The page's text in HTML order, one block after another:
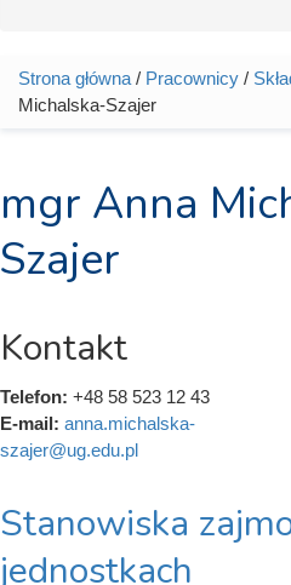
Jesteś tutaj
Strona główna / Pracownicy /
Michalska-Szajer
mgr Anna
Szajer
Kontakt
Telefon: +48 58 523 12 43
E-mail: anna.michalska-
szajer@ug.edu.pl
Stanowiska
jednostkach